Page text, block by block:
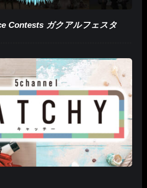
Contests ガクアルフェスタ